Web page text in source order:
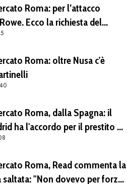
Roma: per l’attacco
Ecco la richiesta del
Roma: oltre Nusa c'è
Roma, dalla Spagna: il
ha l'accordo per il prestito di
Premier League
Roma, Read commenta la
"Non dovevo per forza